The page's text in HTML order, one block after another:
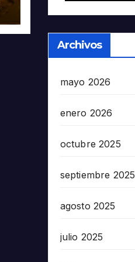
Archivos
mayo 2026
enero 2026
octubre 2025
septiembre 2025
agosto 2025
julio 2025